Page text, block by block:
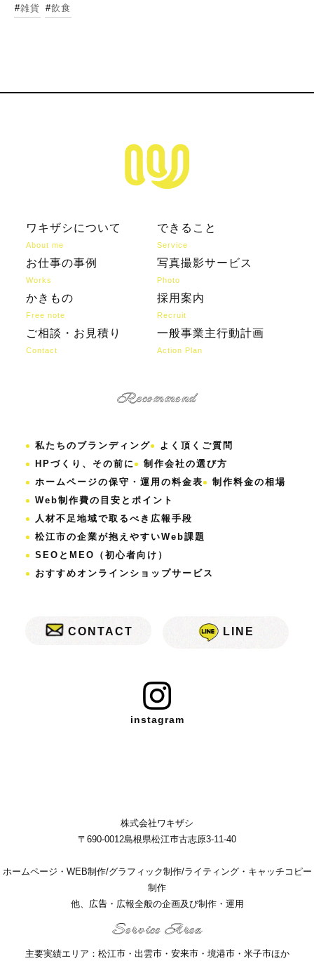
#雑貨 #飲食
ワキザシについて
About me
できること
Service
お仕事の事例
Works
写真撮影サービス
Photo
かきもの
Free note
採用案内
Recruit
ご相談・お見積り
Contact
一般事業主行動計画
Action Plan
Recommend
私たちのブランディング
よく頂くご質問
HPづくり、その前に
制作会社の選び方
ホームページの保守・運用の料金表
制作料金の相場
Web制作費の目安とポイント
人材不足地域で取るべき広報手段
松江市の企業が抱えやすいWeb課題
SEOとMEO（初心者向け）
おすすめオンラインショップサービス
CONTACT LINE
instagram
株式会社ワキザシ
〒690-0012島根県松江市古志原3-11-40
ホームページ・WEB制作/グラフィック制作/ライティング・キャッチコピー
制作
他、広告・広報全般の企画及び制作・運用
Service Area
主要実績エリア：松江市・出雲市・安来市・境港市・米子市ほか